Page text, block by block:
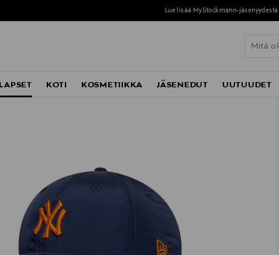
Lue lisää MyStockmann-jäsenyydestä
LAPSET KOTI KOSMETIIKKA JÄSENEDUT UUTUUDET